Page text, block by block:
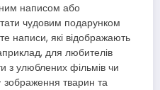
написом або
чудовим подарунком
написи, які відображають
для любителів
з улюблених фільмів чи
зображення тварин та